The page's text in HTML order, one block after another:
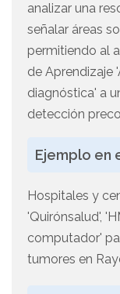
analizar una
señalar áreas
permitiendo al
de Aprendizaje
diagnóstica' a
detección
Ejemplo en
Hospitales y
'Quirónsalud',
computador'
tumores en